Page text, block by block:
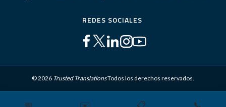
REDES SOCIALES
© 2026 Trusted TranslationsTodos los derechos reservados.
Mapa del sitio Términos y Condiciones Política de privacidad
📅 ✉️ 📋 📞